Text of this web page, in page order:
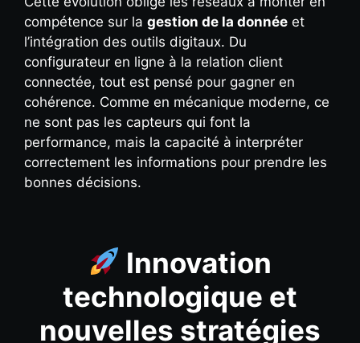
compétence sur la gestion de la donnée et
l’intégration des outils digitaux. Du
configurateur en ligne à la relation client
connectée, tout est pensé pour gagner en
cohérence. Comme en mécanique moderne, ce
ne sont pas les capteurs qui font la
performance, mais la capacité à interpréter
correctement les informations pour prendre les
bonnes décisions.
Innovation
technologique et
nouvelles stratégies